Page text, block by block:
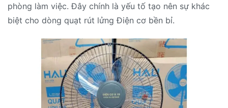
phòng làm việc. Đây chính là yếu tố tạo nên sự khác
biệt cho dòng quạt rút lửng Điện cơ bền bỉ.